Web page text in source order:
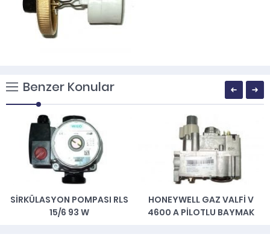
Benzer Konular
SİRKÜLASYON POMPASI RLS
15/6 93 W
HONEYWELL GAZ VALFI V
4600 A PILOTLU BAYMAK